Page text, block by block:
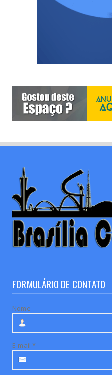
FORMULÁRIO DE CONTATO
Nome
E-mail*